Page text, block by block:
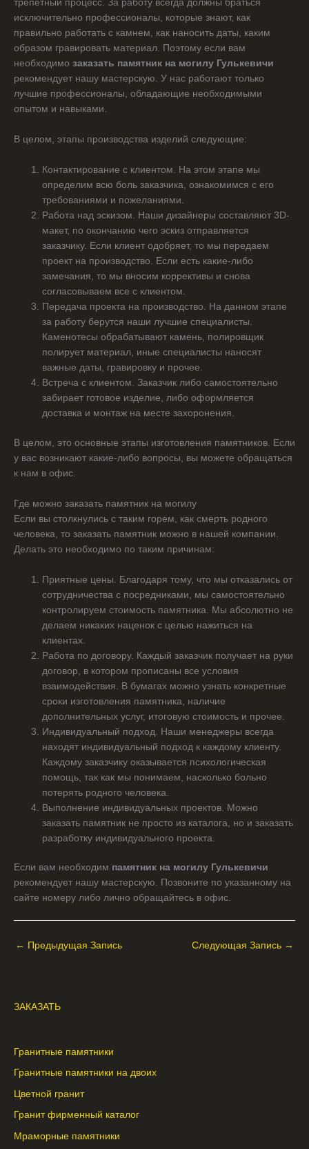
трепетный процесс. За работу всегда должны браться
исключительно профессионалы, которые знают, как
правильно работать с камнем, как наносить даты, каким
образом гравировать материал. Поэтому если вам
необходимо заказать памятник на могилу Гулькевичи
рекомендует нашу мастерскую. У нас работают только
лучшие профессионалы, обладающие необходимыми
опытом и навыками.
В целом, этапы производства изделий следующие:
Контактирование с клиентом. На этом этапе мы
определим всю боль заказчика, ознакомимся с его
требованиями и пожеланиями.
Работа над эскизом. Наши дизайнеры составляют 3D-
макет, по окончанию чего эскиз отправляется
заказчику. Если клиент одобряет, то мы передаем
проект на производство. Если есть какие-либо
замечания, то мы вносим коррективы и снова
согласовываем все с клиентом.
Передача проекта на производство. На данном этапе
за работу берутся наши лучшие специалисты.
Каменотесы обрабатывают камень, полировщик
полирует материал, иные специалисты наносят
важные даты, гравировку и прочее.
Встреча с клиентом. Заказчик либо самостоятельно
забирает готовое изделие, либо оформляется
доставка и монтаж на месте захоронения.
В целом, это основные этапы изготовления памятников. Если
у вас возникают какие-либо вопросы, вы можете обращаться
к нам в офис.
Где можно заказать памятник на могилу
Если вы столкнулись с таким горем, как смерть родного
человека, то заказать памятник можно в нашей компании.
Делать это необходимо по таким причинам:
Приятные цены. Благодаря тому, что мы отказались от
сотрудничества с посредниками, мы самостоятельно
контролируем стоимость памятника. Мы абсолютно не
делаем никаких наценок с целью нажиться на
клиентах.
Работа по договору. Каждый заказчик получает на руки
договор, в котором прописаны все условия
взаимодействия. В бумагах можно узнать конкретные
сроки изготовления памятника, наличие
дополнительных услуг, итоговую стоимость и прочее.
Индивидуальный подход. Наши менеджеры всегда
находят индивидуальный подход к каждому клиенту.
Каждому заказчику оказывается психологическая
помощь, так как мы понимаем, насколько больно
потерять родного человека.
Выполнение индивидуальных проектов. Можно
заказать памятник не просто из каталога, но и заказать
разработку индивидуального проекта.
Если вам необходим памятник на могилу Гулькевичи
рекомендует нашу мастерскую. Позвоните по указанному на
сайте номеру либо лично обращайтесь в офис.
← Предыдущая Запись Следующая Запись →
ЗАКАЗАТЬ
Гранитные памятники
Гранитные памятники на двоих
Цветной гранит
Гранит фирменный каталог
Мраморные памятники